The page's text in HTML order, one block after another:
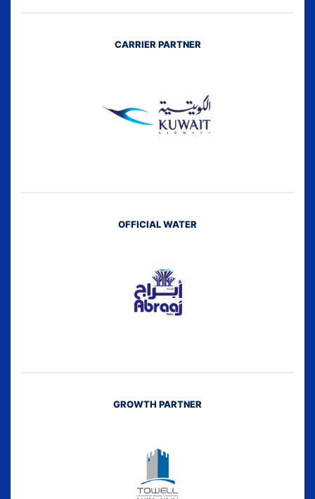
CARRIER PARTNER
OFFICIAL WATER
GROWTH PARTNER